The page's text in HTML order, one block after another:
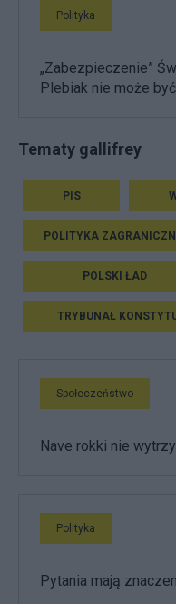
Polityka
„Zabezpieczenie”
Plebiak nie może być
Tematy gallifrey
PIS
POLITYKA
POLSKI ŁAD
TRYBUNAŁ
Społeczeństwo
Nave rokki nie
Polityka
Pytania mają